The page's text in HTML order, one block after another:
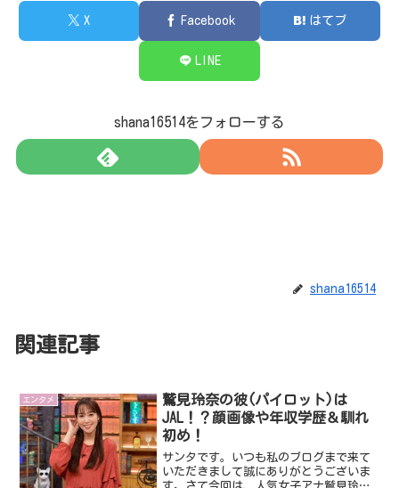
X Facebook はてブ
LINE
shana16514をフォローする
shana16514
関連記事
エンタメ
鷲見玲奈の彼(パイロット)は
JAL！？顔画像や年収学歴＆馴れ
初め！
サンタです。いつも私のブログまで来て
いただきまして誠にありがとうございま
す。さて今回は、人気女子アナ鷲見玲奈